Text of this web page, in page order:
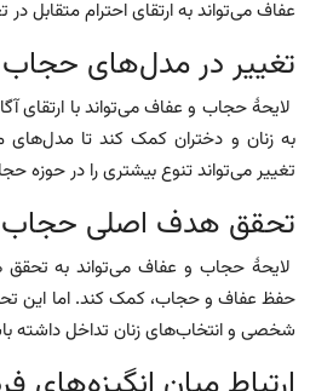
عفاف می‌تواند به ارتقای احترام متقابل
تغییر در مدل‌های حجاب
لایحهٔ حجاب و عفاف می‌تواند با
به زنان و دختران کمک کند تا مدل‌های
تغییر می‌تواند تنوع بیشتری را در حوزه
تحقق هدف اصلی
لایحهٔ حجاب و عفاف می‌تواند به
حفظ عفاف و حجاب، کمک کند. اما این
شخصی و انتخاب‌های زنان تداخل داشته